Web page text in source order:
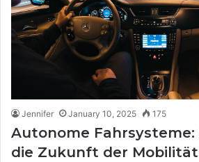
Jennifer January 10, 2025 175
Autonome
die Zukunft der Mobilität